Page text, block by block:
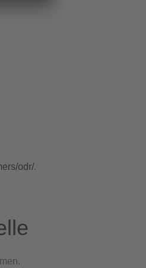
odr/.